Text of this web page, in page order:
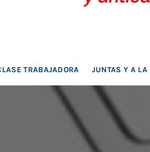
TRABAJADORA JUNTAS Y A